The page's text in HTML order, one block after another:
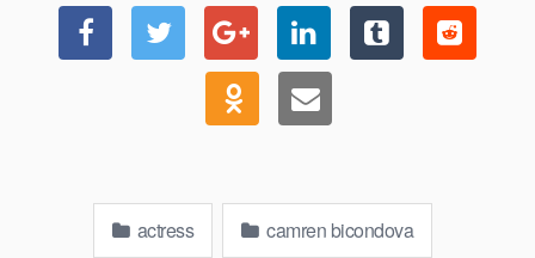
actress camren bicondova